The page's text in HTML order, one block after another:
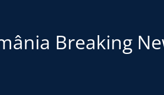
Breaking